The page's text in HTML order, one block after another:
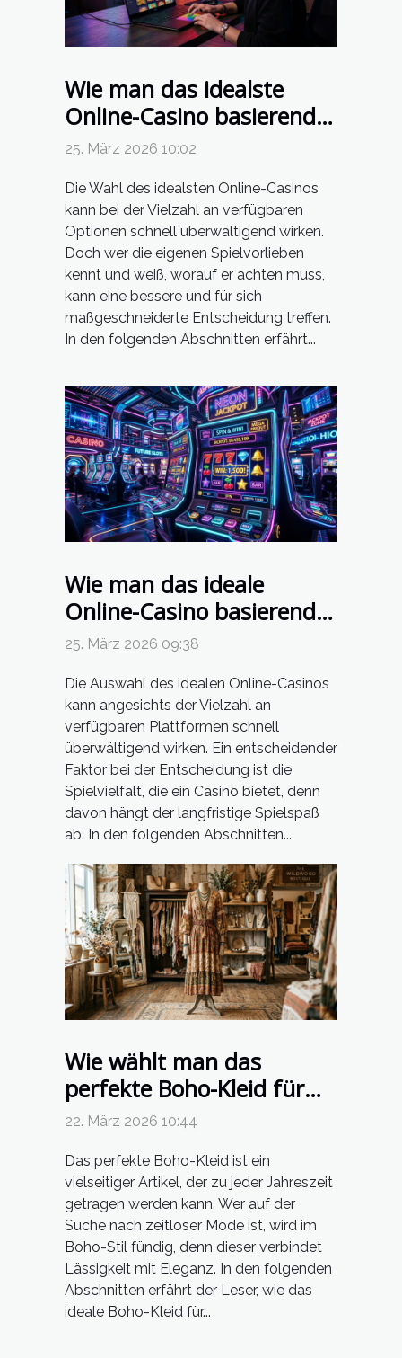
Wie man das idealste
Online-Casino basierend
auf persönlichen
25. März 2026 10:02
Die Wahl des idealsten Online-Casinos
kann bei der Vielzahl an verfügbaren
Optionen schnell überwältigend wirken.
Doch wer die eigenen Spielvorlieben
kennt und weiß, worauf er achten muss,
kann eine bessere und für sich
maßgeschneiderte Entscheidung treffen.
In den folgenden Abschnitten erfährt...
Wie man das ideale
Online-Casino basierend
auf Spielvielfalt wählt
25. März 2026 09:38
Die Auswahl des idealen Online-Casinos
kann angesichts der Vielzahl an
verfügbaren Plattformen schnell
überwältigend wirken. Ein entscheidender
Faktor bei der Entscheidung ist die
Spielvielfalt, die ein Casino bietet, denn
davon hängt der langfristige Spielspaß
ab. In den folgenden Abschnitten...
Wie wählt man das
perfekte Boho-Kleid für
jede Jahreszeit?
22. März 2026 10:44
Das perfekte Boho-Kleid ist ein
vielseitiger Artikel, der zu jeder Jahreszeit
getragen werden kann. Wer auf der
Suche nach zeitloser Mode ist, wird im
Boho-Stil fündig, denn dieser verbindet
Lässigkeit mit Eleganz. In den folgenden
Abschnitten erfährt der Leser, wie das
ideale Boho-Kleid für...